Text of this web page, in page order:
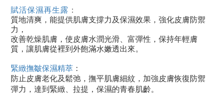
賦活保濕再生露 ：
質地清爽，能提供肌膚支撐力及保濕效果，強化皮膚防禦
力，
改善乾燥肌膚，使皮膚水潤光滑、富彈性，保持年輕膚
質，讓肌膚從裡到外飽滿水嫩透出來。
緊緻撫皺保濕精萃 ：
防止皮膚老化及鬆弛，撫平肌膚細紋，加強皮膚恢復防禦
彈力，達到緊緻、拉提，保濕的青春肌齡。